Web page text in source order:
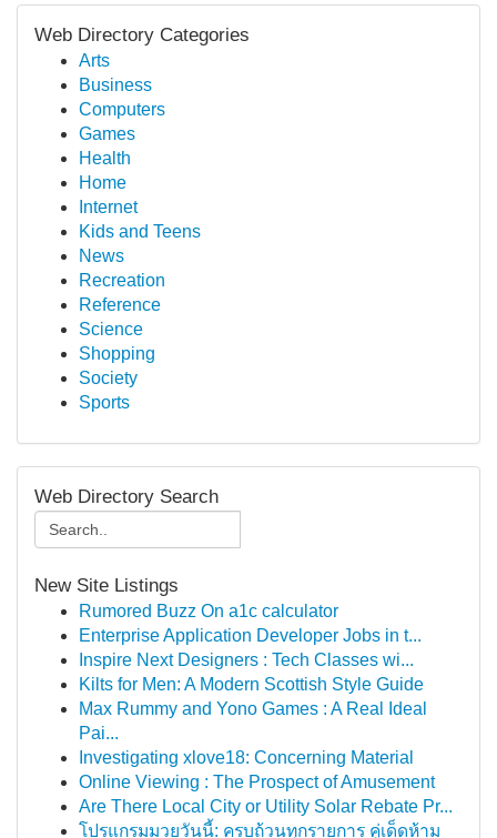
Web Directory Categories
Arts
Business
Computers
Games
Health
Home
Internet
Kids and Teens
News
Recreation
Reference
Science
Shopping
Society
Sports
Web Directory Search
New Site Listings
Rumored Buzz On a1c calculator
Enterprise Application Developer Jobs in t...
Inspire Next Designers : Tech Classes wi...
Kilts for Men: A Modern Scottish Style Guide
Max Rummy and Yono Games : A Real Ideal
Pai...
Investigating xlove18: Concerning Material
Online Viewing : The Prospect of Amusement
Are There Local City or Utility Solar Rebate Pr...
โปรแกรมมวยวันนี้: ครบถ้วนทุกรายการ คู่เด็ดห้าม